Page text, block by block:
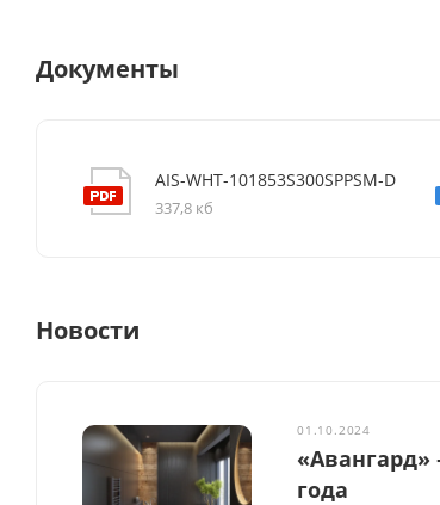
Документы
AIS-WHT-101853S300SPPSM-D
337,8 кб
Новости
01.10.2024
года